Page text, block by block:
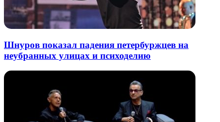
Шнуров показал падения петербуржцев на
неубранных улицах и психоделию